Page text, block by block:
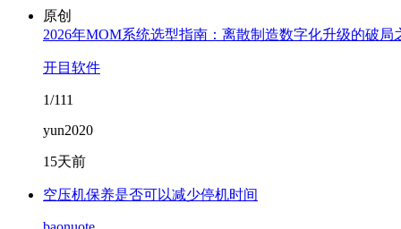
原创
2026年MOM系统选型指南：离散制造数字化升级的破局
开目软件
1/111
yun2020
15天前
空压机保养是否可以减少停机时间